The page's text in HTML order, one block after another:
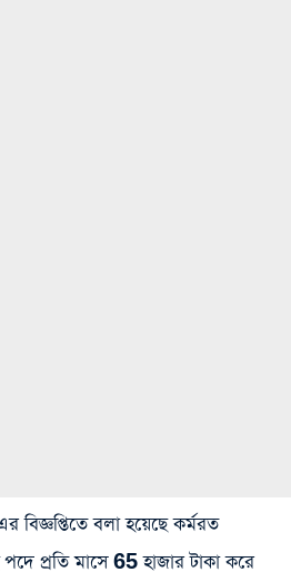
বলা হয়েছে কর্মরত
পদে প্রতি মাসে 65 হাজার টাকা করে